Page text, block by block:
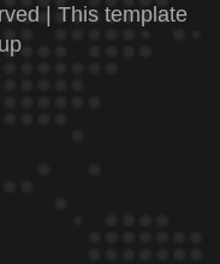
| This template